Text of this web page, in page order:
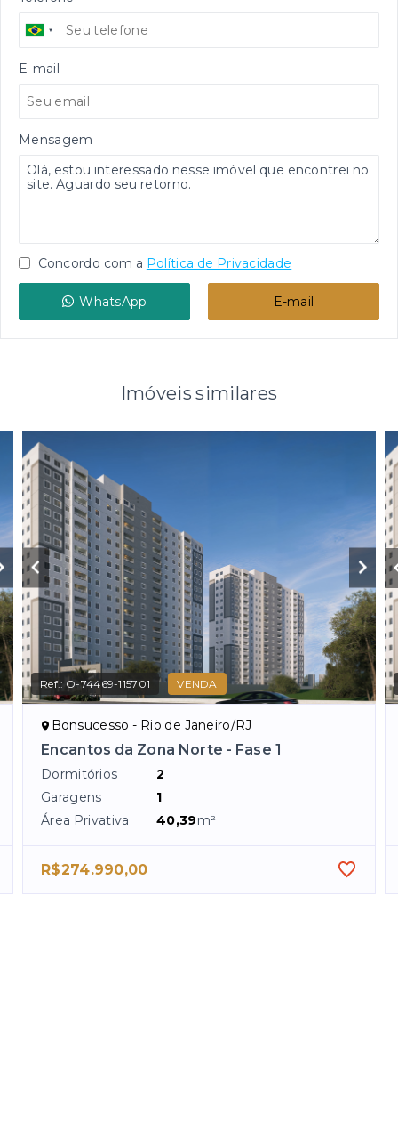
E-mail
Mensagem
Concordo com a Política de Privacidade
WhatsApp E-mail
Imóveis similares
Ref.: O-74469-115701 VENDA
Bonsucesso - Rio de Janeiro/RJ
Encantos da Zona Norte - Fase 1
Dormitórios
2
Garagens
1
Área Privativa
40,39m²
R$274.990,00